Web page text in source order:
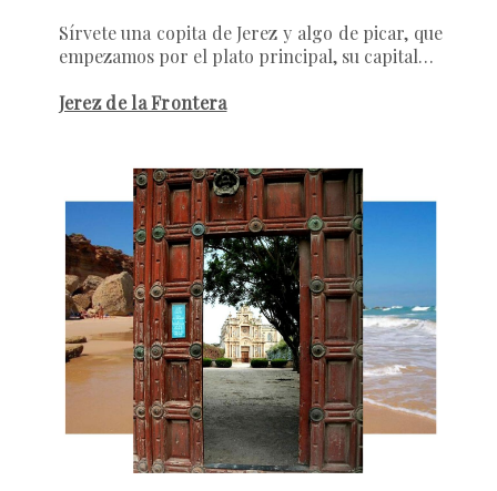
Sírvete una copita de Jerez y algo de picar, que
empezamos por el plato principal, su capital…
Jerez de la Frontera